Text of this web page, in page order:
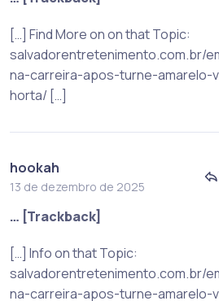
[…] Find More on on that Topic:
salvadorentretenimento.com.br/
na-carreira-apos-turne-amarelo-
horta/ […]
hookah
13 de dezembro de 2025
… [Trackback]
[…] Info on that Topic:
salvadorentretenimento.com.br/
na-carreira-apos-turne-amarelo-